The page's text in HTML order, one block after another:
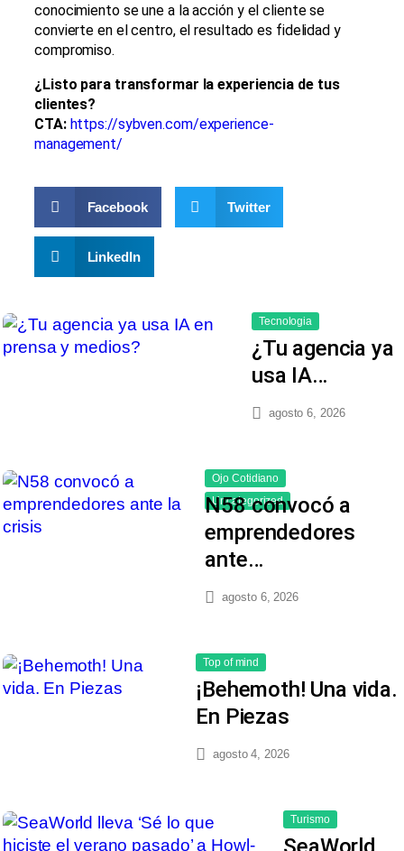
conocimiento se une a la acción y el cliente se
convierte en el centro, el resultado es fidelidad y
compromiso.
¿Listo para transformar la experiencia de tus
clientes?
CTA: https://sybven.com/experience-
management/
Facebook Twitter
LinkedIn
Tecnologia
¿Tu agencia ya
usa IA…
agosto 6, 2026
Ojo Cotidiano
Uncategorized
N58 convocó a
emprendedores
ante…
agosto 6, 2026
Top of mind
¡Behemoth! Una vida.
En Piezas
agosto 4, 2026
Turismo